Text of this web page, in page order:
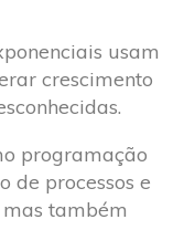
usam
crescimento
programação
de processos e
também